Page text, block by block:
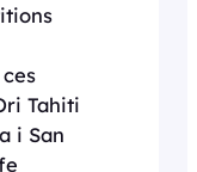
Tahiti
i San